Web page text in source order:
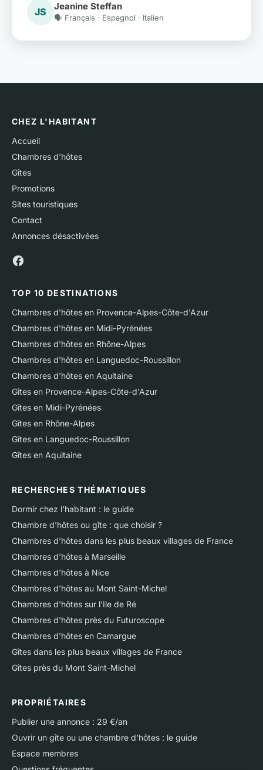
JS Jeanine Steffan
🗣️ Français · Espagnol · Italien
CHEZ L'HABITANT
Accueil
Chambres d'hôtes
Gîtes
Promotions
Sites touristiques
Contact
Annonces désactivées
TOP 10 DESTINATIONS
Chambres d'hôtes en Provence-Alpes-Côte-d'Azur
Chambres d'hôtes en Midi-Pyrénées
Chambres d'hôtes en Rhône-Alpes
Chambres d'hôtes en Languedoc-Roussillon
Chambres d'hôtes en Aquitaine
Gîtes en Provence-Alpes-Côte-d'Azur
Gîtes en Midi-Pyrénées
Gîtes en Rhône-Alpes
Gîtes en Languedoc-Roussillon
Gîtes en Aquitaine
RECHERCHES THÉMATIQUES
Dormir chez l'habitant : le guide
Chambre d'hôtes ou gîte : que choisir ?
Chambres d'hôtes dans les plus beaux villages de France
Chambres d'hôtes à Marseille
Chambres d'hôtes à Nice
Chambres d'hôtes au Mont Saint-Michel
Chambres d'hôtes sur l'Ile de Ré
Chambres d'hôtes près du Futuroscope
Chambres d'hôtes en Camargue
Gîtes dans les plus beaux villages de France
Gîtes près du Mont Saint-Michel
PROPRIÉTAIRES
Publier une annonce : 29 €/an
Ouvrir un gîte ou une chambre d'hôtes : le guide
Espace membres